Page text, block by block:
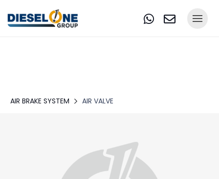
AIR BRAKE SYSTEM AIR VALVE